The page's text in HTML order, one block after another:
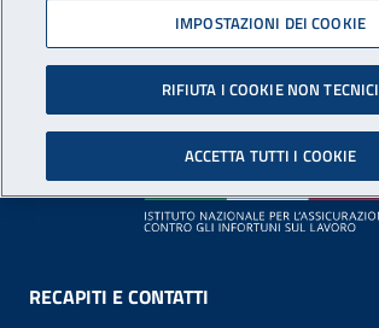
Footer
RECAPITI E CONTATTI
IMPOSTAZIONI DEI COOKIE
RIFIUTA I COOKIE NON TECNICI
ACCETTA TUTTI I COOKIE